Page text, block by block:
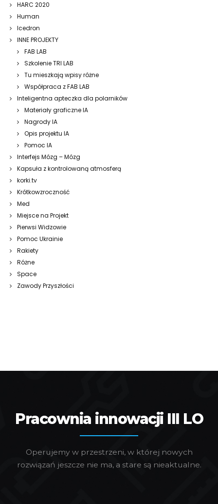
HARC 2020
Human
Icedron
INNE PROJEKTY
FAB LAB
Szkolenie TRI LAB
Tu mieszkają wpisy różne
Współpraca z FAB LAB
Inteligentna apteczka dla polarników
Materiały graficzne IA
Nagrody IA
Opis projektu IA
Pomoc IA
Interfejs Mózg – Mózg
Kapsuła z kontrolowaną atmosferą
korki.tv
Krótkowzroczność
Med
Miejsce na Projekt
Pierwsi Widzowie
Pomoc Ukrainie
Rakiety
Różne
Space
Zawody Przyszłości
Pracownia innowacji III LO
Operujemy w przestrzeni, w której nowych
rozwiązań jeszcze nie ma, a stare są nieaktualne.